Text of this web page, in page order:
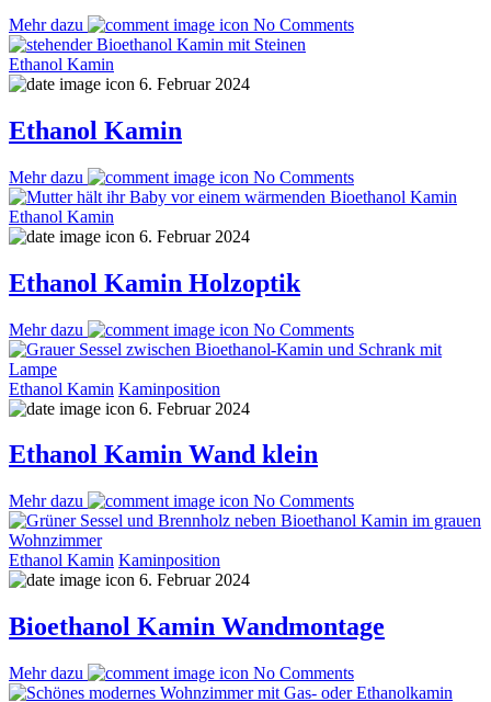
Mehr dazu No Comments
Ethanol Kamin
6. Februar 2024
Ethanol Kamin
Mehr dazu No Comments
Ethanol Kamin
6. Februar 2024
Ethanol Kamin Holzoptik
Mehr dazu No Comments
Ethanol Kamin Kaminposition
6. Februar 2024
Ethanol Kamin Wand klein
Mehr dazu No Comments
Ethanol Kamin Kaminposition
6. Februar 2024
Bioethanol Kamin Wandmontage
Mehr dazu No Comments